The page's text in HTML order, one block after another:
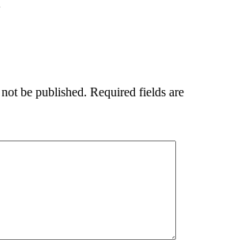
be published. Required fields are